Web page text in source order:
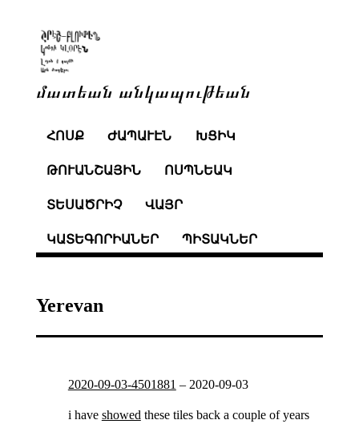
մատեան անկապութեան
ՀՈՍՔ ԺԱՊԱՒԷՆ ԽՑԻԿ
ԹՈՒԱՆՇԱՅԻՆ ՈՍՊՆԵԱԿ
ՏԵՍԱԾՐԻՉ ՎԱՅՐ
ԿԱՏԵԳՈՐԻԱՆԵՐ ՊԻՏԱԿՆԵՐ
Yerevan
2020-09-03-4501881 – 2020-09-03
i have showed these tiles back a couple of years